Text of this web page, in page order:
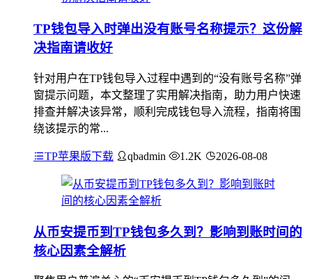
TP钱包导入时弹出没有账号名称提示？这份解
决指南请收好
针对用户在TP钱包导入过程中遇到的“没有账号名称”弹
窗提示问题，本文整理了实用解决指南，助力用户快速
排查并解决该异常，顺利完成钱包导入流程，指南将围
绕该提示的常...
TP苹果版下载 qbadmin 1.2K 2026-08-08
从币安提币到TP钱包多久到？影响到账时间的
核心因素全解析